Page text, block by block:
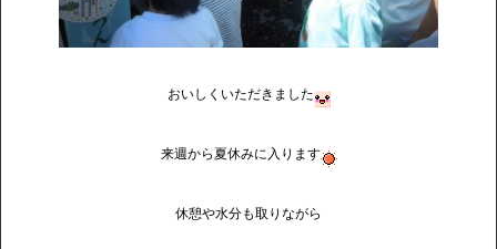
おいしくいただきました
来週から夏休みに入ります
休憩や水分も取りながら